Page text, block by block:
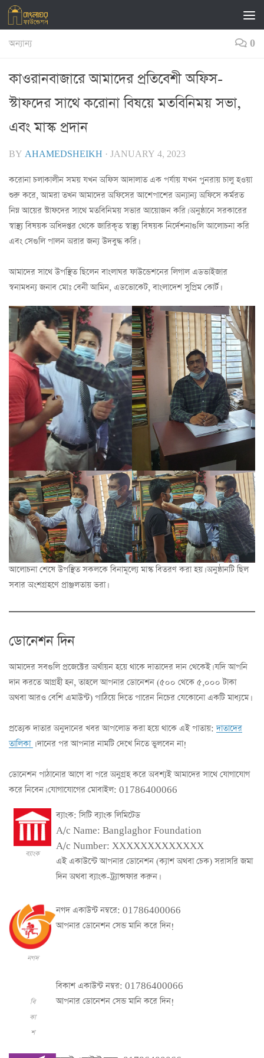
Skip to content
অন্যান্য 0
কাওরানবাজারে আমাদের প্রতিবেশী অফিস-
স্টাফদের সাথে করোনা বিষয়ে মতবিনিময় সভা,
এবং মাস্ক প্রদান
BY AHAMEDSHEIKH · JANUARY 4, 2023
করোনা চলাকালীন সময় যখন অফিস আদালাত এক পর্যায় যখন পুনরায় চালু হওয়া
শুরু করে, আমরা তখন আমাদের অফিসের আশেপাশের অন্যান্য অফিসে কর্মরত
নিম্ন আয়ের স্টাফদের সাথে মতবিনিময় সভার আয়োজন করি। অনুষ্ঠানে সরকারের
স্বাস্থ্য বিষয়ক অধিদপ্তর থেকে জারিকৃত স্বাস্থ্য বিষয়ক নির্দেশনাগুলি আলোচনা করি
এবং সেগুলি পালন অরার জন্য উদবুদ্ধ করি।
আমাদের সাথে উপস্থিত ছিলেন বাংলাঘর ফাউন্ডেশনের লিগাল এডভাইজার
স্বনামধন্য জনাব মোঃ বেনী আমিন, এডভোকেট, বাংলাদেশ সুপ্রিম কোর্ট।
আলোচনা শেষে উপস্থিত সকলকে বিনামূল্যে মাস্ক বিতরণ করা হয়। অনুষ্ঠানটি ছিল
সবার অংশগ্রহণে প্রাঞ্জলতায় ভরা।
ডোনেশন দিন
আমাদের সবগুলি প্রজেক্টের অর্থায়ন হয়ে থাকে দাতাদের দান থেকেই। যদি আপনি
দান করতে আগ্রহী হন, তাহলে আপনার ডোনেশন (৫০০ থেকে ৫,০০০ টাকা
অথবা আরও বেশি এমাউন্ট) পাঠিয়ে দিতে পারেন নিচের যেকোনো একটি মাধ্যমে।
প্রত্যেক দাতার অনুদানের খবর আপলোড করা হয়ে থাকে এই পাতায়:দাতাদের
তালিকা । দানের পর আপনার নামটি দেখে নিতে ভুলবেন না!
ডোনেশন পাঠানোর আগে বা পরে অনুগ্রহ করে অবশ্যই আমাদের সাথে যোগাযোগ
করে নিবেন। যোগাযোগের মোবাইল: 01786400066
ব্যাংক
ব্যাংক: সিটি ব্যাংক লিমিটেড
A/c Name: Banglaghor Foundation
A/c Number: XXXXXXXXXXXXX
এই একাউন্টে আপনার ডোনেশন (ক্যাশ অথবা চেক) সরাসরি জমা
দিন অথবা ব্যাংক-ট্র্যান্সফার করুন।
নগদ
নগদ একাউন্ট নম্বরে: 01786400066
আপনার ডোনেশন সেন্ড মানি করে দিন!
বি
কা
শ
বিকাশ একাউন্ট নম্বর: 01786400066
আপনার ডোনেশন সেন্ড মানি করে দিন!